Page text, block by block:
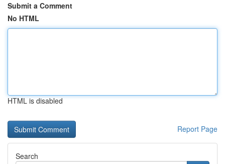
Submit a Comment
No HTML
HTML is disabled
Report Page
Search